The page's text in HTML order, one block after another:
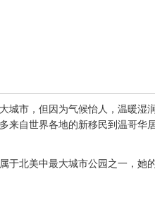
城市，但因为气候怡人，温暖湿
来自世界各地的新移民到温哥华
于北美中最大城市公园之一，她